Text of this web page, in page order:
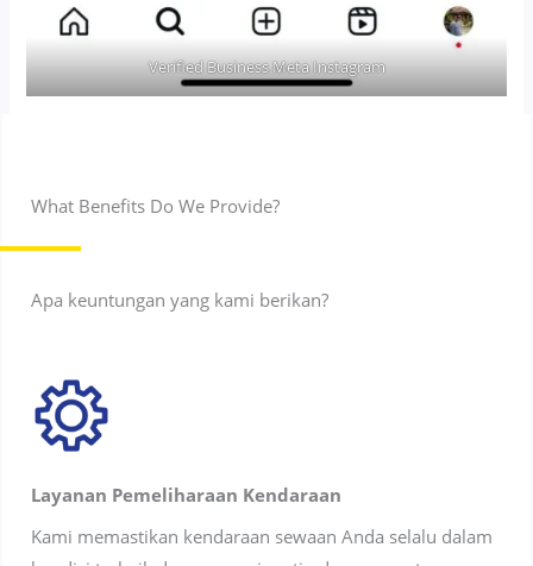
Verified Business Meta Instagram
What Benefits Do We Provide?
Apa keuntungan yang kami berikan?
Layanan Pemeliharaan Kendaraan
Kami memastikan kendaraan sewaan Anda selalu dalam